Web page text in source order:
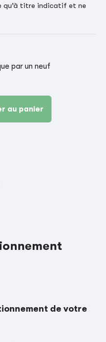
qu’à titre indicatif et ne
par un neuf
au panier
de votre